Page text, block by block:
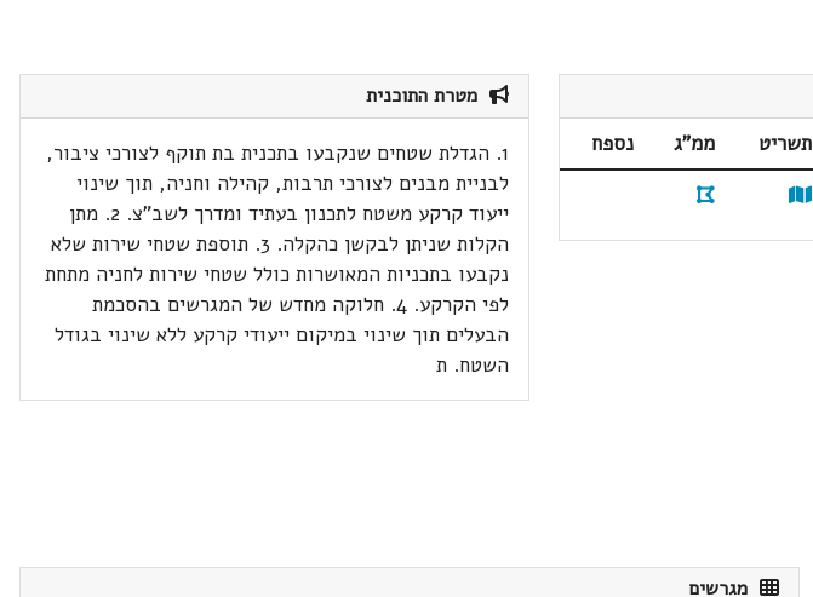
תשריט ממ"ג
נספח
מטרת התוכנית
1. הגדלת שטחים שנקבעו בתכנית בת תוקף לצורכי ציבור,
לבניית מבנים לצורכי תרבות, קהילה וחניה, תוך שינוי
ייעוד קרקע משטח לתכנון בעתיד ומדרך לשב"צ. 2. מתן
הקלות שניתן לבקשן כהקלה. 3. תוספת שטחי שירות שלא
נקבעו בתכניות המאושרות כולל שטחי שירות לחניה מתחת
לפי הקרקע. 4. חלוקה מחדש של המגרשים בהסכמת
הבעלים תוך שינוי במיקום ייעודי קרקע ללא שינוי בגודל
השטח. ת
מגרשים